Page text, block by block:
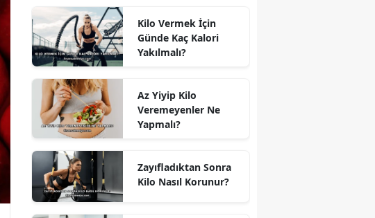
Kilo Vermek İçin
Günde Kaç Kalori
Yakılmalı?
Az Yiyip Kilo
Veremeyenler Ne
Yapmalı?
Zayıfladıktan Sonra
Kilo Nasıl Korunur?